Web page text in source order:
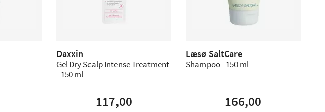
Daxxin
Gel Dry Scalp Intense Treatment
- 150 ml
117,00
Læsø SaltCare
Shampoo - 150 ml
166,00